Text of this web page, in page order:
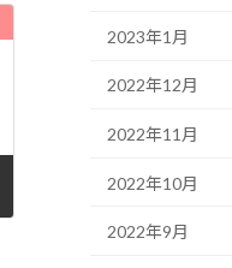
2023年1月
2022年12月
2022年11月
2022年10月
2022年9月